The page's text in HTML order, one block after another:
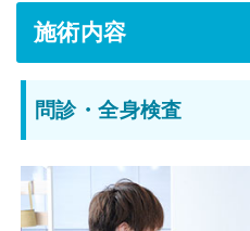
施術内容
問診・全身検査